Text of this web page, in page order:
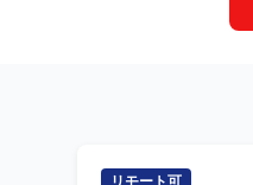
リモート可